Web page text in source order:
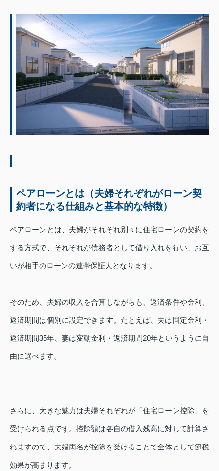
ペアローンとは（夫婦それぞれがローン契
約者になる仕組みと基本的な特徴）
ペアローンとは、夫婦がそれぞれ別々に住宅ローンの契約を
する方式で、それぞれが債務者として借り入れを行い、お互
いが相手のローンの連帯保証人となります。
そのため、夫婦の収入を合算しながらも、返済条件や金利、
返済期間は個別に設定できます。たとえば、夫は固定金利・
返済期間35年、妻は変動金利・返済期間20年というように自
由に選べます。
さらに、大きな魅力は夫婦それぞれが「住宅ローン控除」を
受けられる点です。控除額は各自の借入残高に対して計算さ
れますので、夫婦両名が控除を受けることで全体として節税
効果が高まります。